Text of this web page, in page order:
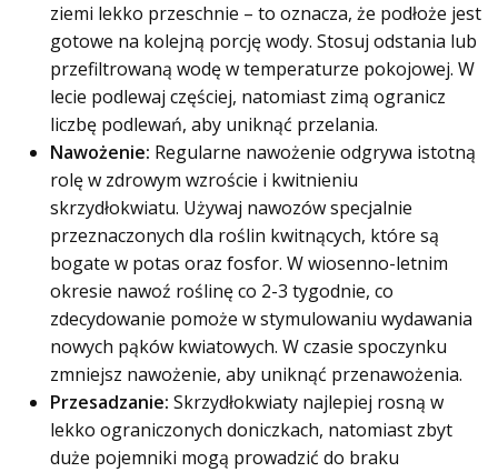
ziemi lekko przeschnie – to oznacza, że podłoże jest
gotowe na kolejną porcję wody. Stosuj odstania lub
przefiltrowaną wodę w temperaturze pokojowej. W
lecie podlewaj częściej, natomiast zimą ogranicz
liczbę podlewań, aby uniknąć przelania.
Nawożenie: Regularne nawożenie odgrywa istotną
rolę w zdrowym wzroście i kwitnieniu
skrzydłokwiatu. Używaj nawozów specjalnie
przeznaczonych dla roślin kwitnących, które są
bogate w potas oraz fosfor. W wiosenno-letnim
okresie nawoź roślinę co 2-3 tygodnie, co
zdecydowanie pomoże w stymulowaniu wydawania
nowych pąków kwiatowych. W czasie spoczynku
zmniejsz nawożenie, aby uniknąć przenawożenia.
Przesadzanie: Skrzydłokwiaty najlepiej rosną w
lekko ograniczonych doniczkach, natomiast zbyt
duże pojemniki mogą prowadzić do braku